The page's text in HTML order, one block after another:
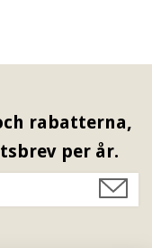
rabatterna,
per år.